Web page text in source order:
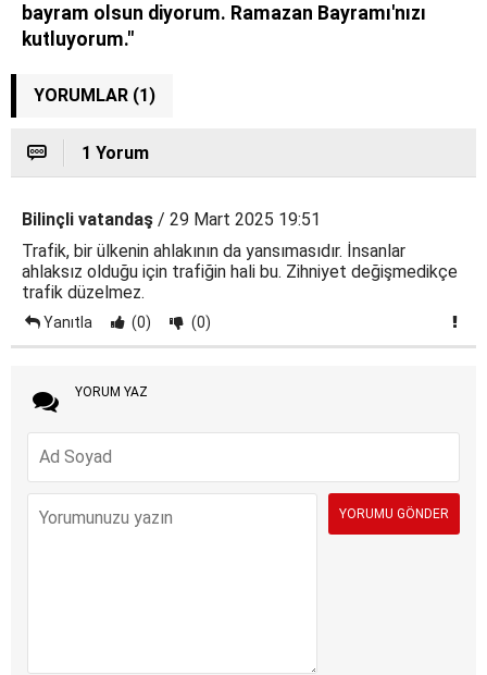
bayram olsun diyorum. Ramazan Bayramı'nızı
kutluyorum."
YORUMLAR (1)
1 Yorum
Bilinçli vatandaş / 29 Mart 2025 19:51
Trafik, bir ülkenin ahlakının da yansımasıdır. İnsanlar
ahlaksız olduğu için trafiğin hali bu. Zihniyet değişmedikçe
trafik düzelmez.
Yanıtla (0) (0)
YORUM YAZ